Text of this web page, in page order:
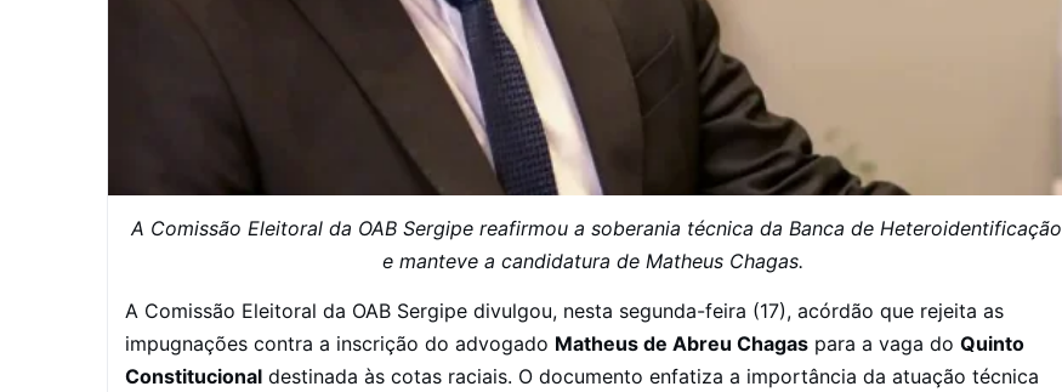
A Comissão Eleitoral da OAB Sergipe reafirmou a soberania técnica da Banca de Heteroidentificação
e manteve a candidatura de Matheus Chagas.
A Comissão Eleitoral da OAB Sergipe divulgou, nesta segunda-feira (17), acórdão que rejeita as
impugnações contra a inscrição do advogado Matheus de Abreu Chagas para a vaga do Quinto
Constitucional destinada às cotas raciais. O documento enfatiza a importância da atuação técnica